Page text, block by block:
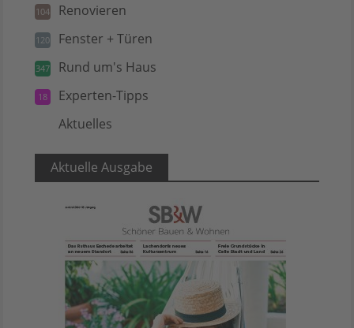
104 Renovieren
120 Fenster + Türen
347 Rund um's Haus
18 Experten-Tipps
Aktuelles
Aktuelle Ausgabe